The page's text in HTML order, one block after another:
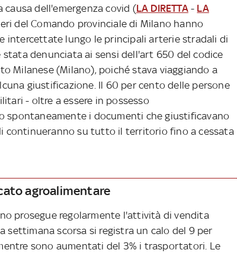
dell'emergenza covid (LA DIRETTA- LA
del Comando provinciale di Milano hanno
intercettate lungo le principali arterie stradali di
denunciata ai sensi dell'art 650 del codice
Milanese (Milano), poiché stava viaggiando a
giustificazione. Il 60 per cento delle persone
- oltre a essere in possesso
spontaneamente i documenti che giustificavano
continueranno su tutto il territorio fino a cessata
agroalimentare
prosegue regolarmente l'attività di vendita
settimana scorsa si registra un calo del 9 per
sono aumentati del 3% i trasportatori. Le